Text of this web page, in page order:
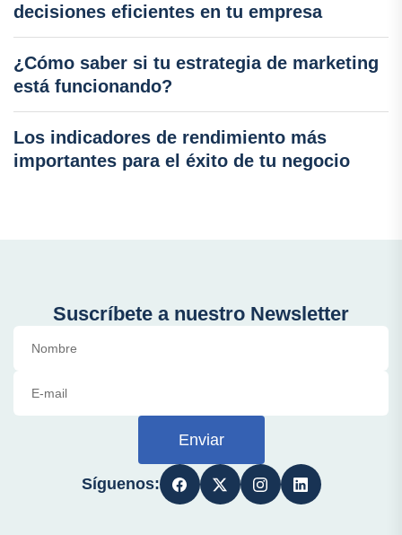
decisiones eficientes en tu empresa
¿Cómo saber si tu estrategia de marketing
está funcionando?
Los indicadores de rendimiento más
importantes para el éxito de tu negocio
Suscríbete a nuestro Newsletter
Enviar
Síguenos: